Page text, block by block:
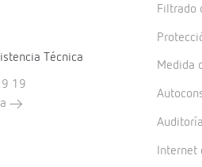
Técnica
19
Filtrado
Medida
Internet